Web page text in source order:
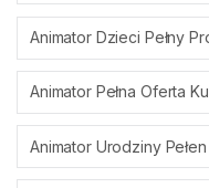
Animator Dzieci Pełny
Animator Pełna Oferta
Animator Urodziny